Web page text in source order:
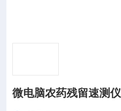
微电脑农药残留速测仪